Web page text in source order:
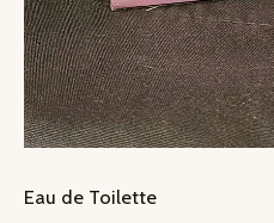
Eau de Toilette